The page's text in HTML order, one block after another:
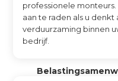
professionele
aan te raden als u denkt
verduurzaming binnen
bedrijf.